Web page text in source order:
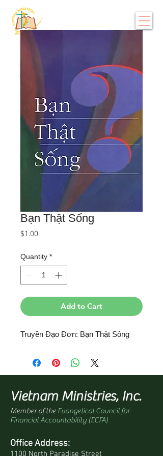
Bạn Thật Sống
$1.00
Quantity *
Add to Cart
Truyền Đạo Đơn: Bạn Thật Sông
Vietnam Ministries, Inc.
Member of the Evangelical Council for
Financial Accountability (ECFA)
Office Address:
1100 North Paradise Street